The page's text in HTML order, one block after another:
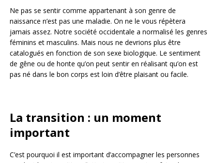
Ne pas se sentir comme appartenant à son genre de
naissance n’est pas une maladie. On ne le vous répètera
jamais assez. Notre société occidentale a normalisé les genres
féminins et masculins. Mais nous ne devrions plus être
catalogués en fonction de son sexe biologique. Le sentiment
de gêne ou de honte qu’on peut sentir en réalisant qu’on est
pas né dans le bon corps est loin d’être plaisant ou facile.
La transition : un moment
important
C’est pourquoi il est important d’accompagner les personnes